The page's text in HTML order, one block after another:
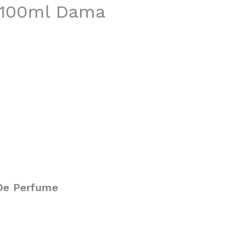
Dama
Perfume